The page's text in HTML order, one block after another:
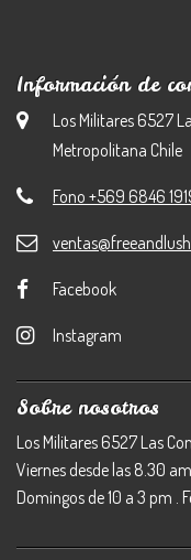
Información de
Los Militares 6527
Metropolitana Chile
Fono +569 6846
Facebook
Instagram
Sobre nosotros
Los Militares 6527 Las
Viernes desde las 8.30
Domingos de 10 a 3 pm .